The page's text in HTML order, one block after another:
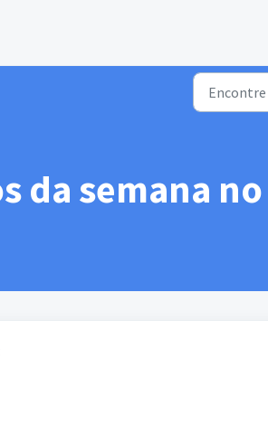
da semana